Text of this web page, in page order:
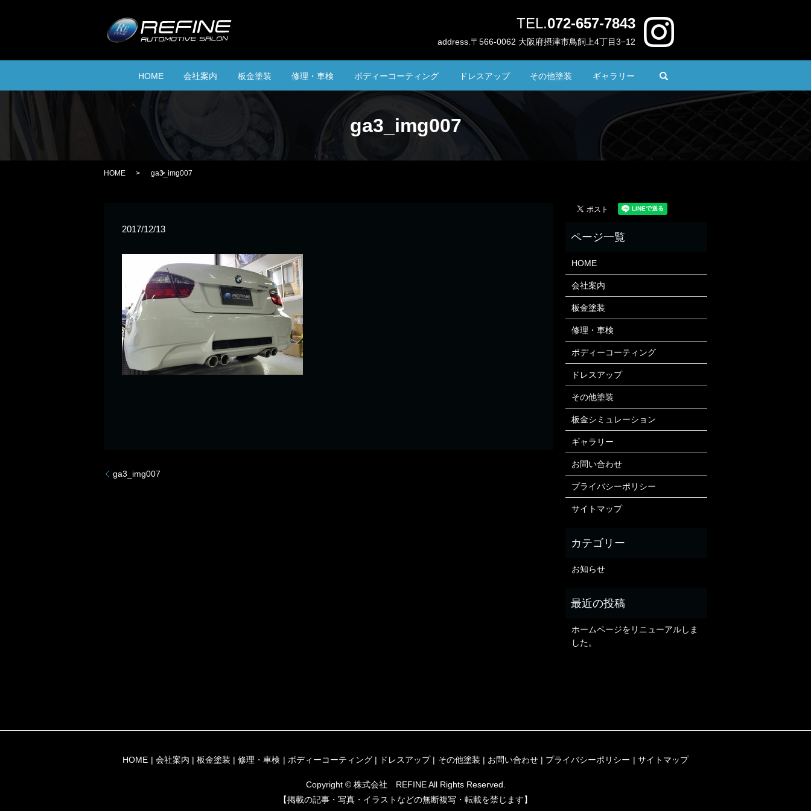
TEL.072-657-7843
address.〒566-0062 大阪府摂津市鳥飼上4丁目3−12
HOME 会社案内 板金塗装 修理・車検 ボディーコーティング ドレスアップ その他塗装 ギャラリー
ga3_img007
HOME ga3_img007
2017/12/13
ga3_img007
HOME
会社案内
板金塗装
修理・車検
ボディーコーティング
ドレスアップ
その他塗装
板金シミュレーション
ギャラリー
お問い合わせ
プライバシーポリシー
サイトマップ
お知らせ
ホームページをリニューアルしま
した。
HOME 会社案内 板金塗装 修理・車検 ボディーコーティング ドレスアップ その他塗装 お問い合わせ プライバシーポリシー サイトマップ
Copyright © 株式会社 REFINE All Rights Reserved.
【掲載の記事・写真・イラストなどの無断複写・転載を禁じます】